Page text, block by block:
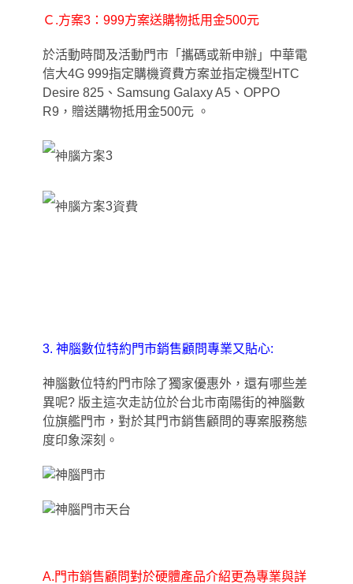
Ｃ.方案3：999方案送購物抵用金500元
於活動時間及活動門市「攜碼或新申辦」中華電
信大4G 999指定購機資費方案並指定機型HTC
Desire 825、Samsung Galaxy A5、OPPO
R9 ， 贈送購物抵用金500元 。
3. 神腦數位特約門市銷售顧問專業又貼心:
神腦數位特約門市除了獨家優惠外 ， 還有哪些差
異呢? 版主這次走訪位於台北市南陽街的神腦數
位旗艦門市 ， 對於其門市銷售顧問的專案服務態
度印象深刻。
A.門市銷售顧問對於硬體產品介紹更為專業與詳